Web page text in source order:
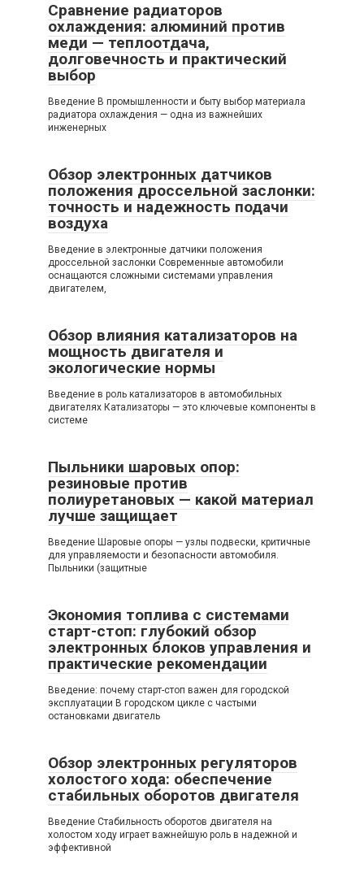
Сравнение радиаторов
охлаждения: алюминий против
меди — теплоотдача,
долговечность и практический
выбор
Введение В промышленности и быту выбор материала
радиатора охлаждения — одна из важнейших
инженерных
Обзор электронных датчиков
положения дроссельной заслонки:
точность и надежность подачи
воздуха
Введение в электронные датчики положения
дроссельной заслонки Современные автомобили
оснащаются сложными системами управления
двигателем,
Обзор влияния катализаторов на
мощность двигателя и
экологические нормы
Введение в роль катализаторов в автомобильных
двигателях Катализаторы — это ключевые компоненты в
системе
Пыльники шаровых опор:
резиновые против
полиуретановых — какой материал
лучше защищает
Введение Шаровые опоры — узлы подвески, критичные
для управляемости и безопасности автомобиля.
Пыльники (защитные
Экономия топлива с системами
старт-стоп: глубокий обзор
электронных блоков управления и
практические рекомендации
Введение: почему старт-стоп важен для городской
эксплуатации В городском цикле с частыми
остановками двигатель
Обзор электронных регуляторов
холостого хода: обеспечение
стабильных оборотов двигателя
Введение Стабильность оборотов двигателя на
холостом ходу играет важнейшую роль в надежной и
эффективной